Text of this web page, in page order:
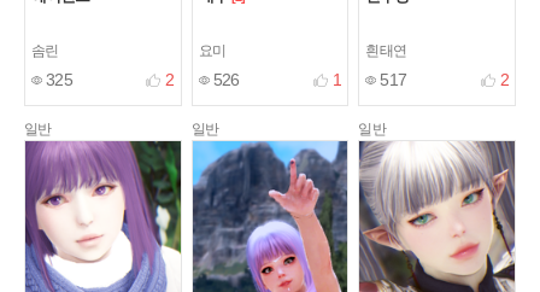
솜린
325 2
요미
526 1
흰태연
517 2
일반 일반 일반